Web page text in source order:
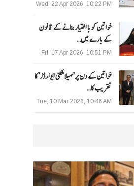
Wed, 22 Apr 2026, 10:22 PM
خواتین کو با اختیار بنانے کے قانون
کے بارے میں…
Fri, 17 Apr 2026, 10:51 PM
خواتین کے دن پر ’مہیلا شکتی ایوارڈز‘ کا
تقریب کا…
Tue, 10 Mar 2026, 10:46 AM